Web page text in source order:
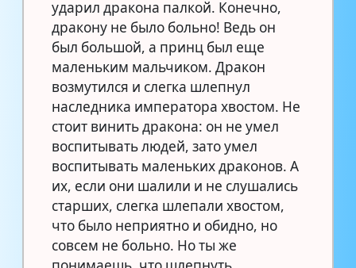
ударил дракона палкой. Конечно,
дракону не было больно! Ведь он
был большой, а принц был еще
маленьким мальчиком. Дракон
возмутился и слегка шлепнул
наследника императора хвостом. Не
стоит винить дракона: он не умел
воспитывать людей, зато умел
воспитывать маленьких драконов. А
их, если они шалили и не слушались
старших, слегка шлепали хвостом,
что было неприятно и обидно, но
совсем не больно. Но ты же